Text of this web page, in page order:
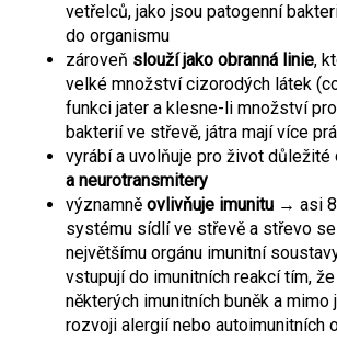
vetřelců, jako jsou patogenní
do organismu
zároveň slouží jako obranná linie,
velké množství cizorodých látek
funkci jater a klesne-li množství
bakterií ve střevě, játra mají více
vyrábí a uvolňuje pro život důležité
a neurotransmitery
významně ovlivňuje imunitu → asi
systému sídlí ve střevě a střevo
největšímu orgánu imunitní
vstupují do imunitních reakcí tím,
některých imunitních buněk a mimo
rozvoji alergií nebo autoimunitních